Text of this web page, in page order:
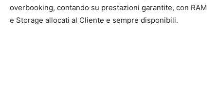
overbooking, contando su prestazioni garantite, con RAM
e Storage allocati al Cliente e sempre disponibili.